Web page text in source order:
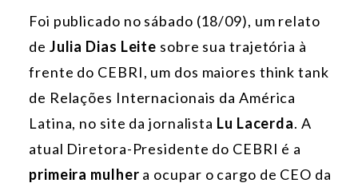
Foi publicado no sábado (18/09), um relato
de Julia Dias Leite sobre sua trajetória à
frente do CEBRI, um dos maiores think tank
de Relações Internacionais da América
Latina, no site da jornalista Lu Lacerda. A
atual Diretora-Presidente do CEBRI é a
primeira mulher a ocupar o cargo de CEO da